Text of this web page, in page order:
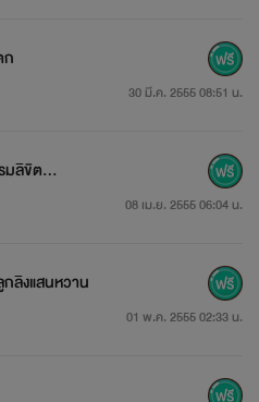
30 มี.ค. 2555 08:51 น.
มลิขิต...
08 เม.ย. 2555 06:04 น.
กลิงแสนหวาน
01 พ.ค. 2555 02:33 น.